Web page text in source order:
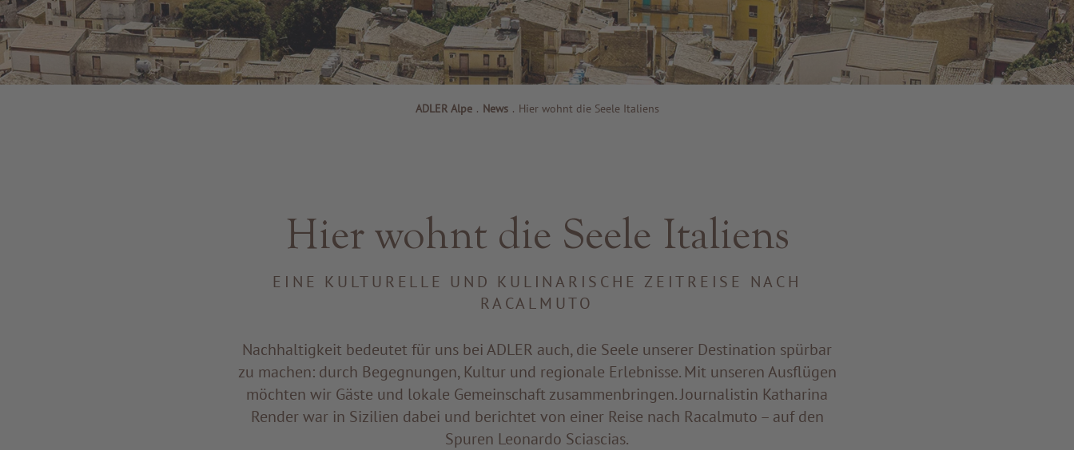
ADLER Alpe . News . Hier wohnt die Seele Italiens
Hier wohnt die Seele Italiens
EINE KULTURELLE UND KULINARISCHE ZEITREISE NACH
RACALMUTO
Nachhaltigkeit bedeutet für uns bei ADLER auch, die Seele unserer Destination spürbar
zu machen: durch Begegnungen, Kultur und regionale Erlebnisse. Mit unseren Ausflügen
möchten wir Gäste und lokale Gemeinschaft zusammenbringen. Journalistin Katharina
Render war in Sizilien dabei und berichtet von einer Reise nach Racalmuto – auf den
Spuren Leonardo Sciascias.